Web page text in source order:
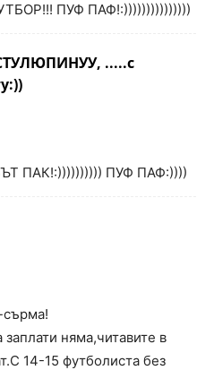
ПУФ ПАФ!:)))))))))))))))
.....с
ПАК!:)))))))))) ПУФ ПАФ:))))
няма,читавите в
14-15 футболиста без